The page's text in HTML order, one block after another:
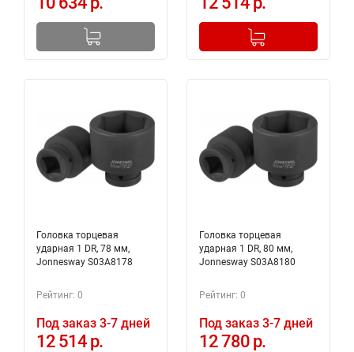
+
Добавлено в корзину
Головка торцевая
ударная 1 DR, 78 мм,
Jonnesway S03A8178
Рейтинг: 0
Под заказ 3-7 дней
12 514 р.
Головка торцевая
ударная 1 DR, 80 мм,
Jonnesway S03A8180
Рейтинг: 0
Под заказ 3-7 дней
12 780 р.